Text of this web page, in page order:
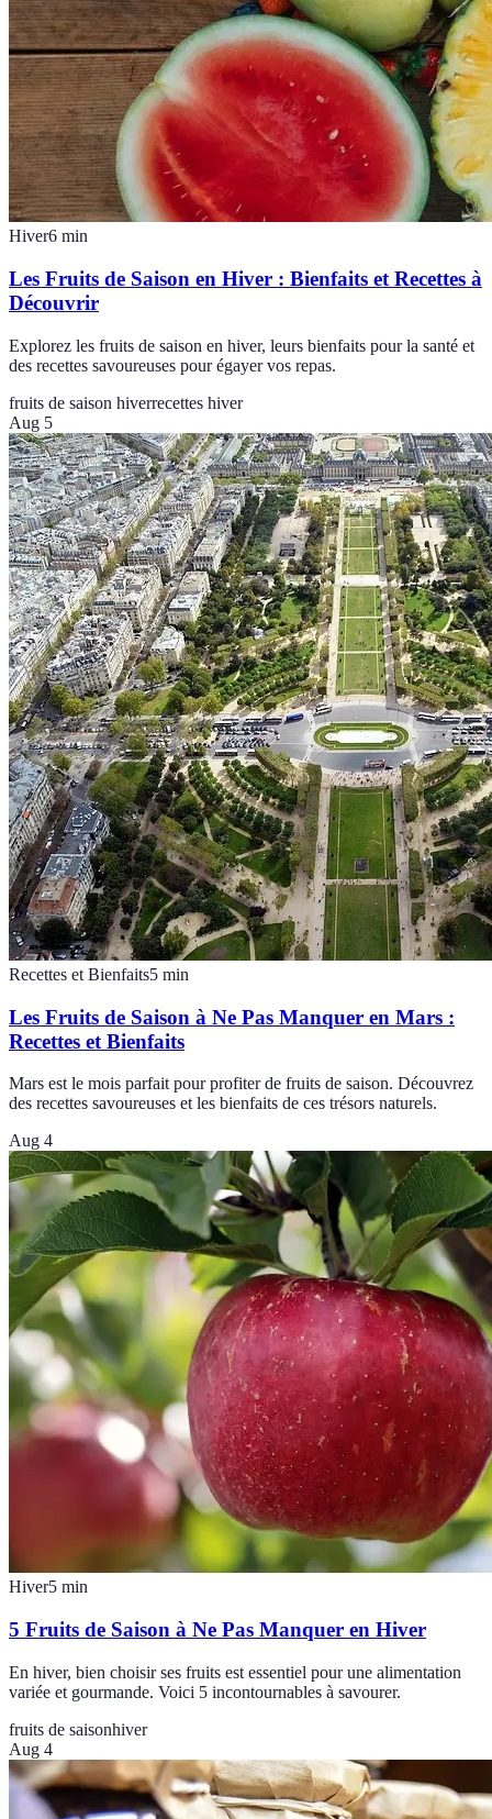
Hiver6 min
Les Fruits de Saison en Hiver : Bienfaits et Recettes à
Découvrir
Explorez les fruits de saison en hiver, leurs bienfaits pour la santé et
des recettes savoureuses pour égayer vos repas.
fruits de saison hiverrecettes hiver
Aug 5
Recettes et Bienfaits5 min
Les Fruits de Saison à Ne Pas Manquer en Mars :
Recettes et Bienfaits
Mars est le mois parfait pour profiter de fruits de saison. Découvrez
des recettes savoureuses et les bienfaits de ces trésors naturels.
Aug 4
Hiver5 min
5 Fruits de Saison à Ne Pas Manquer en Hiver
En hiver, bien choisir ses fruits est essentiel pour une alimentation
variée et gourmande. Voici 5 incontournables à savourer.
fruits de saisonhiver
Aug 4